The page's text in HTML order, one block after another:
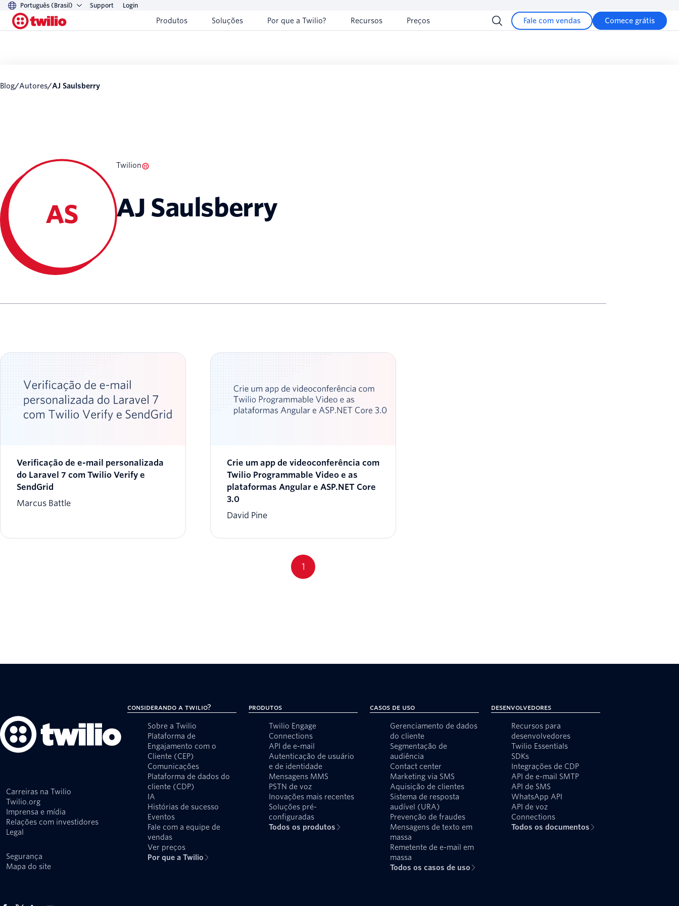
Português (Brasil) Support Login
Produtos Soluções Por que a Twilio? Recursos Preços Fale com vendas Comece grátis
Blog/ Autores/ AJ Saulsberry
AS
Twilion
AJ Saulsberry
Verificação de e-mail personalizada
do Laravel 7 com Twilio Verify e
SendGrid
Marcus Battle
Crie um app de videoconferência com
Twilio Programmable Video e as
plataformas Angular e ASP.NET Core
3.0
David Pine
1
Carreiras na Twilio
Twilio.org
Imprensa e mídia
Relações com investidores
Legal
Segurança
Mapa do site
Considerando a Twilio?
Sobre a Twilio
Plataforma de
Engajamento com o
Cliente (CEP)
Comunicações
Plataforma de dados do
cliente (CDP)
IA
Histórias de sucesso
Eventos
Fale com a equipe de
vendas
Ver preços
Por que a Twilio
Produtos
Twilio Engage
Connections
API de e-mail
Autenticação de usuário
e de identidade
Mensagens MMS
PSTN de voz
Inovações mais recentes
Soluções pré-
configuradas
Todos os produtos
Casos de uso
Gerenciamento de dados
do cliente
Segmentação de
audiência
Contact center
Marketing via SMS
Aquisição de clientes
Sistema de resposta
audível (URA)
Prevenção de fraudes
Mensagens de texto em
massa
Remetente de e-mail em
massa
Todos os casos de uso
Desenvolvedores
Recursos para
desenvolvedores
Twilio Essentials
SDKs
Integrações de CDP
API de e-mail SMTP
API de SMS
WhatsApp API
API de voz
Connections
Todos os documentos